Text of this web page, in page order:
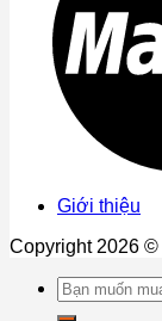
Giới thiệu
Copyright 2026 ©
Tìm
kiếm: